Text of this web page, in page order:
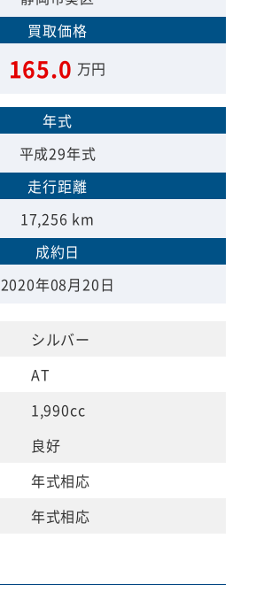
買取価格
165.0 万円
年式
平成29年式
走行距離
17,256 km
成約日
2020年08月20日
シルバー
AT
1,990cc
良好
年式相応
年式相応